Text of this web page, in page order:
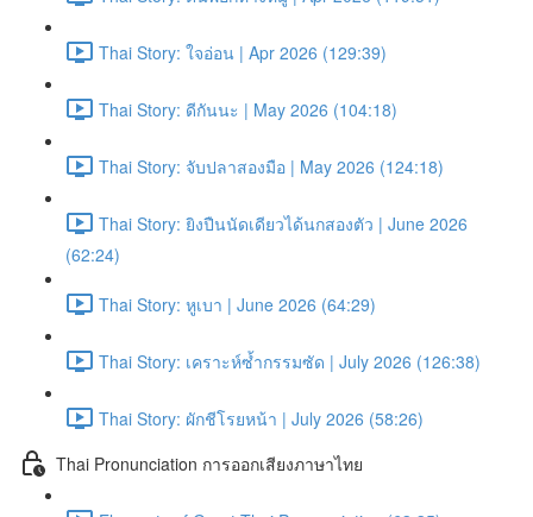
Thai Story: ใจอ่อน | Apr 2026 (129:39)
Thai Story: ดีกันนะ | May 2026 (104:18)
Thai Story: จับปลาสองมือ | May 2026 (124:18)
Thai Story: ยิงปืนนัดเดียวได้นกสองตัว | June 2026
(62:24)
Thai Story: หูเบา | June 2026 (64:29)
Thai Story: เคราะห์ซ้ำกรรมซัด | July 2026 (126:38)
Thai Story: ผักชีโรยหน้า | July 2026 (58:26)
Thai Pronunciation การออกเสียงภาษาไทย